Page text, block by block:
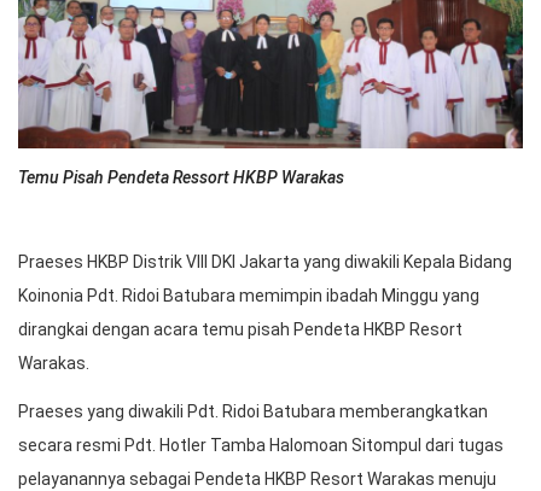
Temu Pisah Pendeta Ressort HKBP Warakas
Praeses HKBP Distrik VIII DKI Jakarta yang diwakili Kepala Bidang
Koinonia Pdt. Ridoi Batubara memimpin ibadah Minggu yang
dirangkai dengan acara temu pisah Pendeta HKBP Resort
Warakas.
Praeses yang diwakili Pdt. Ridoi Batubara memberangkatkan
secara resmi Pdt. Hotler Tamba Halomoan Sitompul dari tugas
pelayanannya sebagai Pendeta HKBP Resort Warakas menuju